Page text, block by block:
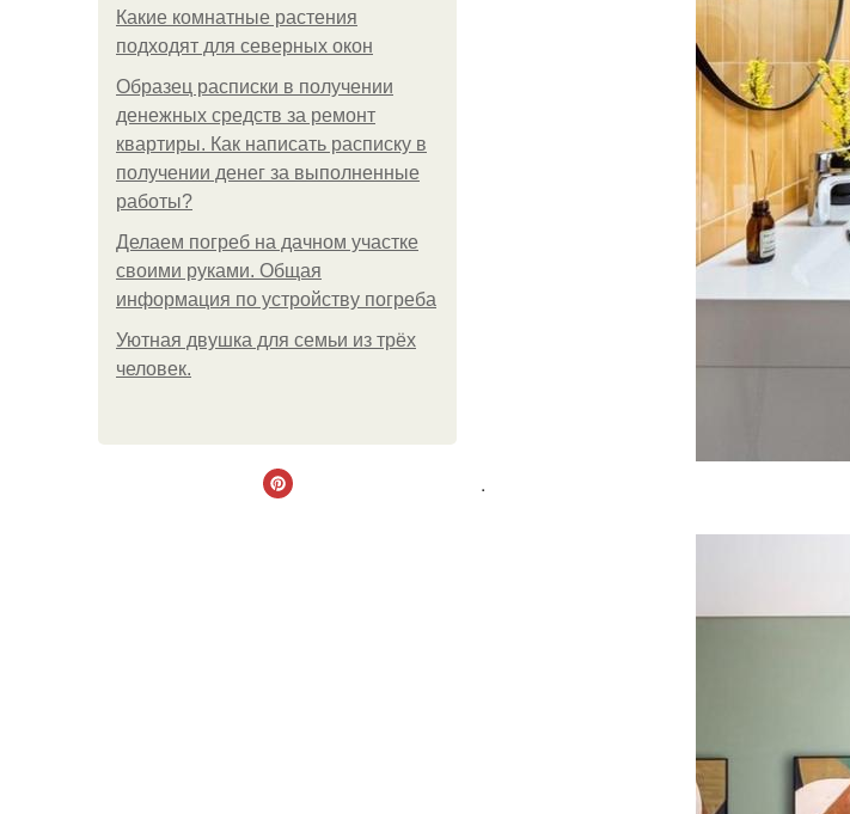
Какие комнатные растения
подходят для северных окон
Образец расписки в получении
денежных средств за ремонт
квартиры. Как написать расписку в
получении денег за выполненные
работы?
Делаем погреб на дачном участке
своими руками. Общая
информация по устройству погреба
Уютная двушка для семьи из трёх
человек.
.